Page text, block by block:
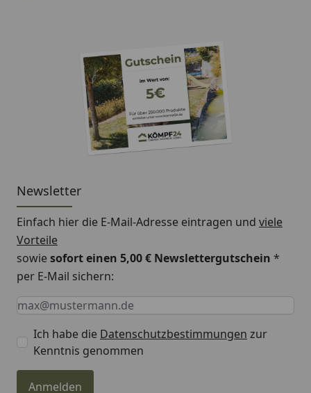
Newsletter
Einfach hier die E-Mail-Adresse eintragen und viele
Vorteile
sowiesofort einen 5,00 € Newslettergutschein *
per E-Mail sichern:
Keine Eingabe erforderlich
Eingabe erforderlich
E-Mail *
Ich habe die Datenschutzbestimmungen zur
Kenntnis genommen
Anmelden